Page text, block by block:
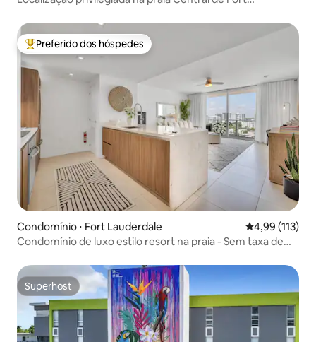
Entre os melhores preferidos dos hóspedes
Preferido dos hóspedes
Condomínio ⋅ Fort Lauderdale 4,99 de uma
4,99 (113)
Condomínio de luxo estilo resort na praia - Sem taxa de
Superhost
Superhost